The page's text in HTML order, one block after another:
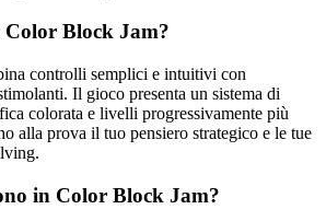
Color Block Jam?
controlli semplici e intuitivi con
Il gioco presenta un sistema di
colorata e livelli progressivamente più
alla prova il tuo pensiero strategico e le tue
in Color Block Jam?